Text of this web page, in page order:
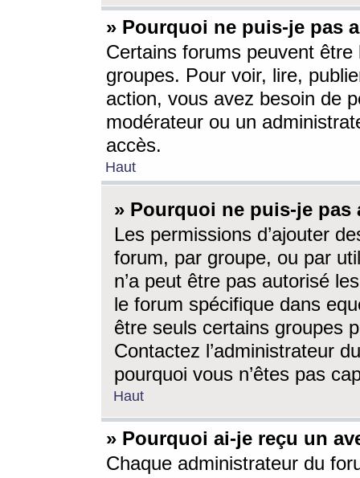
» Pourquoi ne puis-je pas
Certains forums peuvent être
groupes. Pour voir, lire,
action, vous avez besoin de
modérateur ou un
accès.
Haut
» Pourquoi ne puis-je
Les permissions d’ajouter
forum, par groupe, ou par
n’a peut être pas autorisé
le forum spécifique dans
être seuls certains groupes
Contactez l’administrateur
pourquoi vous n’êtes pas
Haut
» Pourquoi ai-je reçu un
Chaque administrateur du